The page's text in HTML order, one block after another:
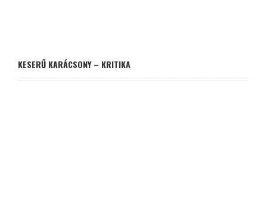
KESERŰ KARÁCSONY – KRITIKA